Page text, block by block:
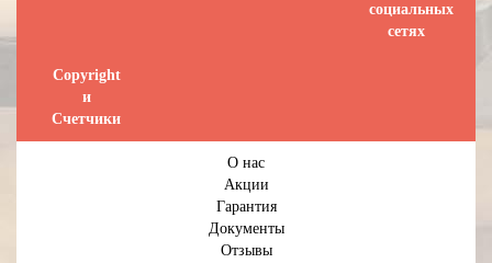
социальных
сетях
Сopyright
и
Счетчики
О нас
Акции
Гарантия
Документы
Отзывы